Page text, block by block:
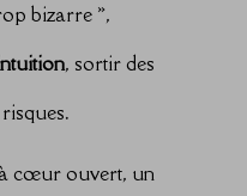
bizarre »,
, sortir des
à cœur ouvert, un